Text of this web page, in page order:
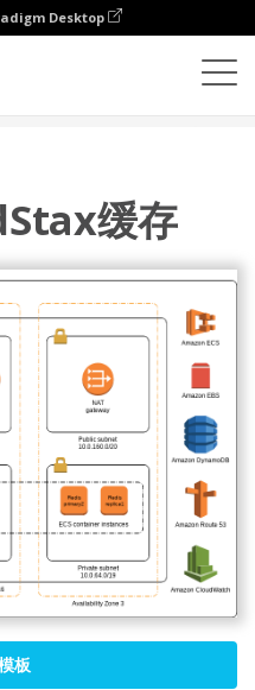
Desktop
缓存
板